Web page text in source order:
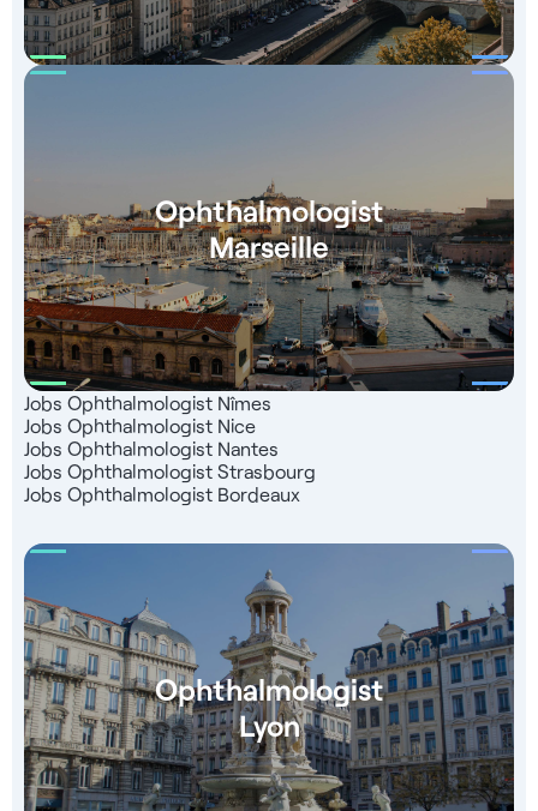
Ophthalmologist
Marseille
Jobs Ophthalmologist Nîmes
Jobs Ophthalmologist Nice
Jobs Ophthalmologist Nantes
Jobs Ophthalmologist Strasbourg
Jobs Ophthalmologist Bordeaux
Ophthalmologist
Lyon